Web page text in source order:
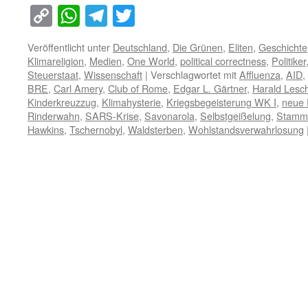
Copy
Link
WhatsApp
Telegram
Veröffentlicht unter Deutschland, Die Grünen, Eliten, Geschichte
Klimareligion, Medien, One World, political correctness, Politiker
Steuerstaat, Wissenschaft | Verschlagwortet mitAffluenza, AID,
BRE, Carl Amery, Club of Rome, Edgar L. Gärtner, Harald
Kinderkreuzzug, Klimahysterie, Kriegsbegeisterung WK I, neue
Rinderwahn, SARS-Krise, Savonarola, Selbstgeißelung,
Hawkins, Tschernobyl, Waldsterben, Wohlstandsverwahrlosung